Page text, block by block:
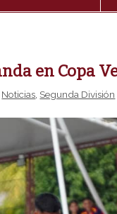
en Copa
Noticias, Segunda División